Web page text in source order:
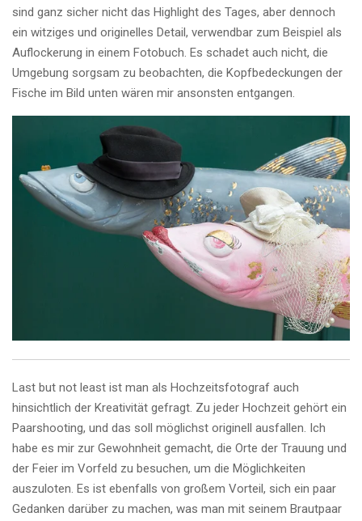
sind ganz sicher nicht das Highlight des Tages, aber dennoch
ein witziges und originelles Detail, verwendbar zum Beispiel als
Auflockerung in einem Fotobuch. Es schadet auch nicht, die
Umgebung sorgsam zu beobachten, die Kopfbedeckungen der
Fische im Bild unten wären mir ansonsten entgangen.
Last but not least ist man als Hochzeitsfotograf auch
hinsichtlich der Kreativität gefragt. Zu jeder Hochzeit gehört ein
Paarshooting, und das soll möglichst originell ausfallen. Ich
habe es mir zur Gewohnheit gemacht, die Orte der Trauung und
der Feier im Vorfeld zu besuchen, um die Möglichkeiten
auszuloten. Es ist ebenfalls von großem Vorteil, sich ein paar
Gedanken darüber zu machen, was man mit seinem Brautpaar